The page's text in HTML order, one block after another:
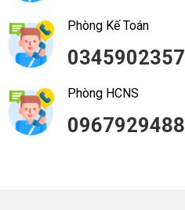
Phòng Kế Toán
0345902357
Phòng HCNS
0967929488